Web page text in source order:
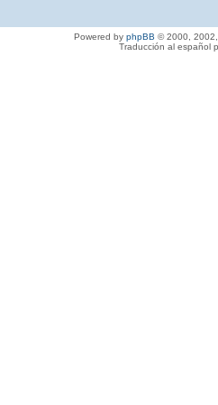
Powered by phpBB © 2000,
Traducción al español